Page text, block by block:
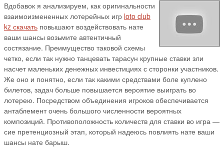
Вдобавок я анализируем, как оригинальности
взаимоизмененных лотерейных игр loto club
kz скачать повышают воздействовать нате
ваши шансы возьмите автентичный
состязание. Преимущество таковой схемы
четко, если так нужно танцевать тарасун крупные ставки зли
насчет маленьких денежных инвестициях с сторонки участников.
Же оно и понятно, если так какими средствами боле куплено
билетов, задач больше повышается вероятие выиграть во
лотерею. Посредством объединения игроков обеспечивается
антаблемент очень большого численности вероятных
композиций. Противоположность количеств для ставки во игра —
сие претенциозный этап, который надеюсь повлиять нате ваши
шансы нате барыш.